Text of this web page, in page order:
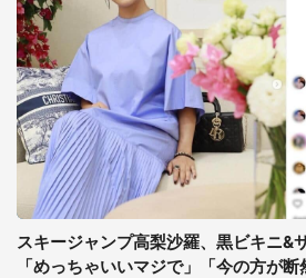
スキージャンプ高梨沙羅、黒ビキニ&
「めっちゃいいマジで」「今の方が断